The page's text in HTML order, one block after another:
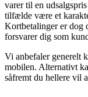
varer til en
tilfælde være et
Kortbetalinger er dog
forsvarer dig som
Vi anbefaler generelt
mobilen. Alternativt
såfremt du hellere vil